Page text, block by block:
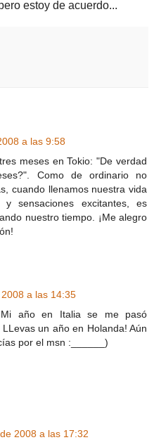
estoy de acuerdo...
a las 9:58
meses en Tokio: "De verdad
Como de ordinario no
cuando llenamos nuestra vida
y sensaciones excitantes, es
nuestro tiempo. ¡Me alegro
a las 14:35
Mi año en Italia se me pasó
un año en Holanda! Aún
por el msn :______)
2008 a las 17:32